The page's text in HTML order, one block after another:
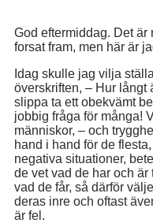
God eftermiddag. Det
forsat fram, men här är
Idag skulle jag vilja
överskriften, – Hur långt
slippa ta ett obekvämt
jobbig fråga för många!
människor, – och
hand i hand för de
negativa situationer,
de vet vad de har och
vad de får, så därför
deras inre och oftast
är fel.